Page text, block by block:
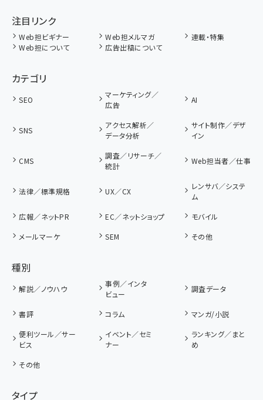
注目リンク
Web担ビギナー Web担メルマガ
連載・特集
Web担について
広告出稿について
カテゴリ
SEO
マーケティング／
広告
AI
SNS
アクセス解析／
データ分析
サイト制作／デザ
イン
CMS
調査／リサーチ／
統計
Web担当者／仕事
法律／標準規格 UX／CX
レンサバ／システ
ム
広報／ネットPR
EC／ネットショップ
モバイル
メールマーケ
SEM その他
種別
解説／ノウハウ
事例／インタ
ビュー
調査データ
書評 コラム
マンガ/小説
便利ツール／サー
ビス
イベント／セミ
ナー
ランキング／まと
め
その他
タイプ